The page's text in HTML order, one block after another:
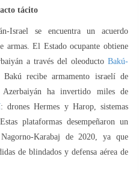
tácito
Israel se encuentra un acuerdo
armas. El Estado ocupante obtiene
a través del oleoducto Bakú-
Bakú recibe armamento israelí de
ha invertido miles de
: drones Hermes y Harop, sistemas
plataformas desempeñaron un
Karabaj de 2020, ya que
de blindados y defensa aérea de